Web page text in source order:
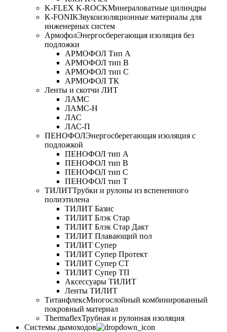
K-FLEX K-ROCKМинераловатные цилиндры
K-FONIKЗвукоизоляционные материалы для
инженерных систем
АрмофолЭнергосберегающая изоляция без
подложки
АРМОФОЛ Тип А
АРМОФОЛ тип В
АРМОФОЛ тип C
АРМОФОЛ ТК
Ленты и скотчи ЛИТ
ЛАМС
ЛАМС-Н
ЛАС
ЛАС-П
ПЕНОФОЛЭнергосберегающая изоляция с
подложкой
ПЕНОФОЛ тип А
ПЕНОФОЛ тип B
ПЕНОФОЛ тип C
ПЕНОФОЛ тип T
ТИЛИТТрубки и рулоны из вспененного
полиэтилена
ТИЛИТ Базис
ТИЛИТ Блэк Стар
ТИЛИТ Блэк Стар Дакт
ТИЛИТ Плавающий пол
ТИЛИТ Супер
ТИЛИТ Супер Протект
ТИЛИТ Супер СТ
ТИЛИТ Супер ТП
Аксессуары ТИЛИТ
Ленты ТИЛИТ
ТитанфлексМногослойный комбинированный
покровный материал
ThermaflexТрубная и рулонная изоляция
Cистемы дымоходов